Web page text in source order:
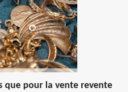
que pour la vente revente